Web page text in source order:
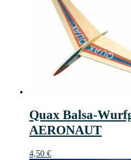
Quax Balsa-
AERONAUT
4,50 €